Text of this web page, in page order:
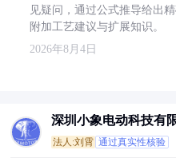
见疑问，通过公式推导给出
附加工艺建议与扩展知识。
2026年8月4日
深圳小象电动科技有
法人:刘霄 通过真实性核验